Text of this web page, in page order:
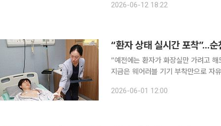
운데 운동성 증상 개선 효과가 지속됐
2026-06-12 18:22
“환자 상태 실시간 포착”...
“예전에는 환자가 화장실만 가려고
지금은 웨어러블 기기 부착만으로 자
들은 스마트 병상 모니터링 시스템 ‘
2026-06-01 12:00